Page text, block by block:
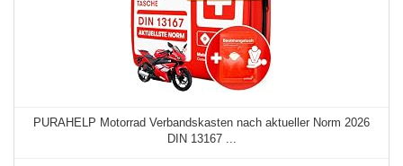
PURAHELP Motorrad Verbandskasten nach aktueller Norm 2026
DIN 13167 ...